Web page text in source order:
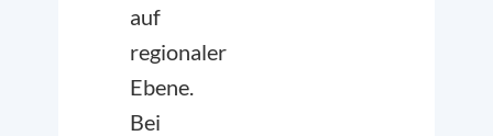
auf
regionaler
Ebene.
Bei